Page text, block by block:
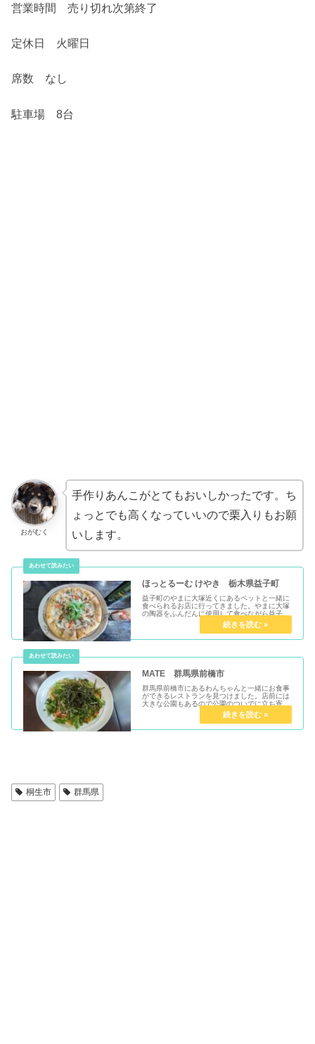
営業時間 売り切れ次第終了
定休日 火曜日
席数 なし
駐車場 8台
おがむく
手作りあんこがとてもおいしかったです。ち
ょっとでも高くなっていいので栗入りもお願
いします。
ほっとるーむ けやき 栃木県益子町
益子町のやまに大塚近くにあるペットと一緒に
食べられるお店に行ってきました。やまに大塚
の陶器をふんだんに使用して食べながら益子陶
器鑑賞もできます。テラスも広いのでわんちゃ
んも安心して連れていけるお店です。
MATE 群馬県前橋市
群馬県前橋市にあるわんちゃんと一緒にお食事
ができるレストランを見つけました。店前には
大きな公園もあるので公園のついでに立ち寄れ
桐生市 群馬県